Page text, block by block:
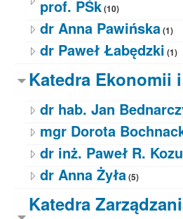
prof. PŚk(10)
dr Anna Pawińska(1)
dr Paweł Łabędzki (1)
Katedra Ekonomii
dr hab. Jan
mgr Dorota
dr inż. Paweł R.
dr Anna Żyła(5)
Katedra